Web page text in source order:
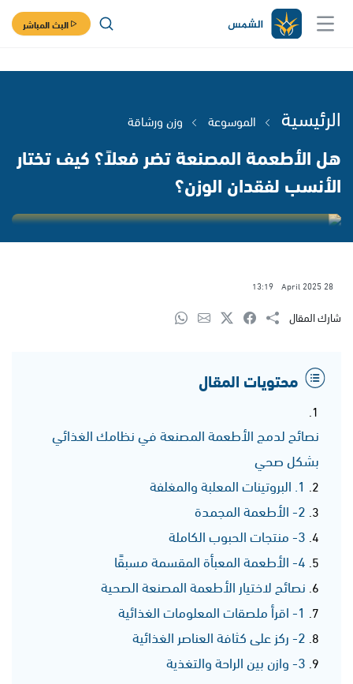
البث المباشر
الرئيسية الموسوعة وزن ورشاقة
هل الأطعمة المصنعة تضر فعلاً؟ كيف تختار
الأنسب لفقدان الوزن؟
28 April 2025
13:19
شارك المقال
محتويات المقال
نصائح لدمج الأطعمة المصنعة في نظامك الغذائي
بشكل صحي
1. البروتينات المعلبة والمغلفة
2- الأطعمة المجمدة
3- منتجات الحبوب الكاملة
4- الأطعمة المعبأة المقسمة مسبقًا
نصائح لاختيار الأطعمة المصنعة الصحية
1- اقرأ ملصقات المعلومات الغذائية
2- ركز على كثافة العناصر الغذائية
3- وازن بين الراحة والتغذية